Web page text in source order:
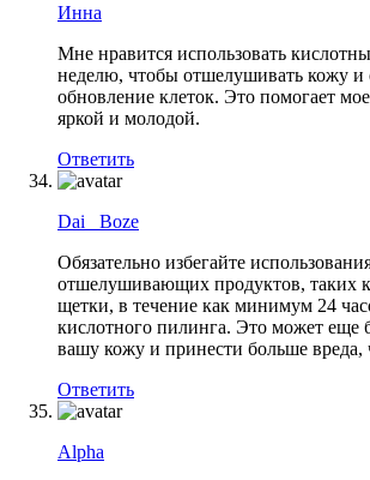
Инна
Мне нравится использовать
неделю, чтобы отшелушивать кожу и
обновление клеток. Это помогает
яркой и молодой.
Ответить
Dai _Boze
Обязательно избегайте
отшелушивающих продуктов, таких
щетки, в течение как минимум 24
кислотного пилинга. Это может еще
вашу кожу и принести больше вреда,
Ответить
Alpha